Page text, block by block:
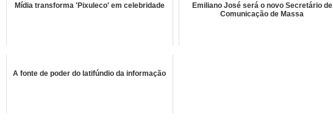
Mídia transforma 'Pixuleco' em celebridade
Emiliano José será o novo Secretário de
Comunicação de Massa
A fonte de poder do latifúndio da informação